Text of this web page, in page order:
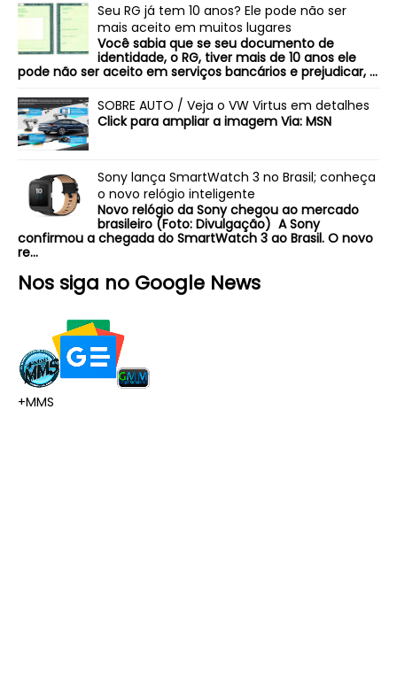
Seu RG já tem 10 anos? Ele pode não ser
mais aceito em muitos lugares
Você sabia que se seu documento de
identidade, o RG, tiver mais de 10 anos ele
pode não ser aceito em serviços bancários e prejudicar, ...
SOBRE AUTO / Veja o VW Virtus em detalhes
Click para ampliar a imagem Via: MSN
Sony lança SmartWatch 3 no Brasil; conheça
o novo relógio inteligente
Novo relógio da Sony chegou ao mercado
brasileiro (Foto: Divulgação) A Sony
confirmou a chegada do SmartWatch 3 ao Brasil. O novo
re...
Nos siga no Google News
+MMS